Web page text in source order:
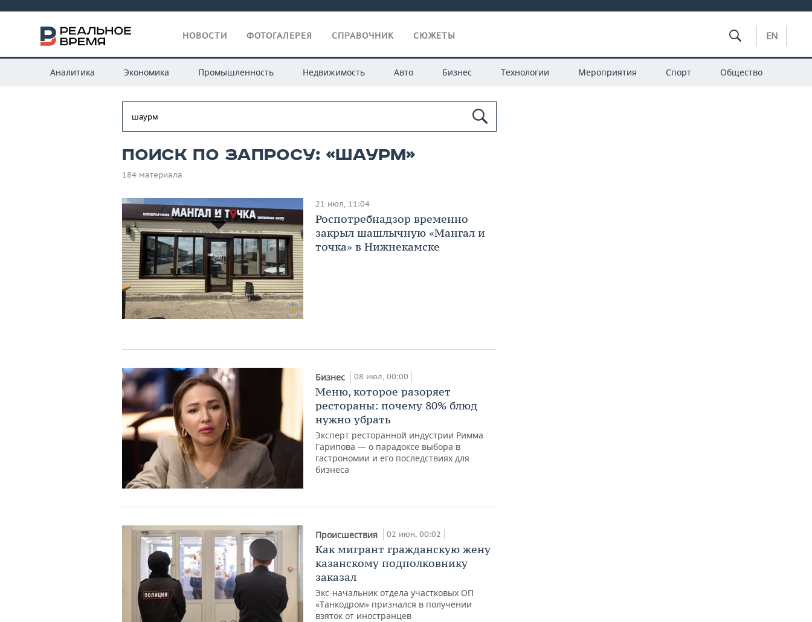
НОВОСТИ ФОТОГАЛЕРЕЯ СПРАВОЧНИК СЮЖЕТЫ EN
Аналитика Экономика Промышленность Недвижимость Авто Бизнес Технологии Мероприятия Спорт Общество
Поиск по запросу: «шаурм»
184 материала
21 июл, 11:04
Роспотребнадзор временно
закрыл шашлычную «Мангал и
точка» в Нижнекамске
Бизнес 08 июл, 00:00
Меню, которое разоряет
рестораны: почему 80% блюд
нужно убрать
Эксперт ресторанной индустрии Римма
Гарипова — о парадоксе выбора в
гастрономии и его последствиях для
бизнеса
Происшествия 02 июн, 00:02
Как мигрант гражданскую жену
казанскому подполковнику
заказал
Экс-начальник отдела участковых ОП
«Танкодром» признался в получении
взяток от иностранцев